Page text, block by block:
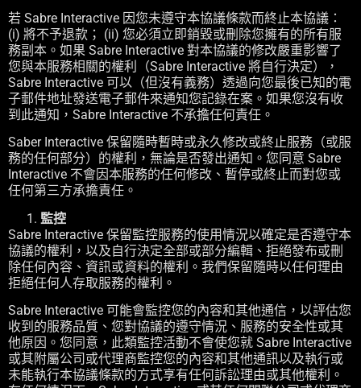
若 Sabre Interactive 因您未遵守本協議條款而終止本協議：
(i) 將不予退款； (ii) 您必須立即銷毀或刪除您擁有的所有服
務副本。如果 Sabre Interactive 對本協議的修改嚴重影響了
您與本服務相關的權利（Sabre Interactive 將自行決定），
Sabre Interactive 可以（但沒有義務）透過向您最後已知的電
子郵件地址發送電子郵件來通知您記錄在案。如果您沒有收
到此通知，Sabre Interactive 不承擔任何責任。
Saber Interactive 保留隨時暫時或永久修改或終止服務（或服
務的任何部分）的權利，無論是否發出通知。您同意 Sabre
Interactive 不會因本服務的任何修改、暫停或終止而對您或
任何第三方承擔責任。
監控
Sabre Interactive 保留監控服務的使用情況以確定是否遵守本
協議的權利，以及自行決定全部或部分編輯、拒絕發布或刪
除任何內容、資訊或資料的權利。我們保留隨時以任何理由
拒絕任何人存取服務的權利。
Sabre Interactive 可能會監控您的內容和其他通信，以評估您
收到的服務品質、您對協議的遵守情況、服務的安全性或其
他原因。您同意，此類監控活動不會使您就 Sabre Interactive
或其附屬公司或代理商監控您的內容和其他通訊以及執行或
未能執行本協議條款的方式享有任何訴訟理由或其他權利。